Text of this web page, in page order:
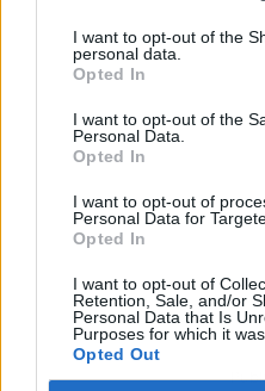
I want to opt-out of the
personal data.
Opted In
I want to opt-out of the
Personal Data.
Opted In
I want to opt-out of
Personal Data for
Opted In
I want to opt-out of
Retention, Sale, and/or
Personal Data that Is
Purposes for which it
Opted Out